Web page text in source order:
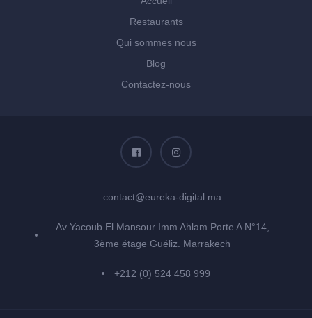
Restaurants
Qui sommes nous
Blog
Contactez-nous
contact@eureka-digital.ma
Av Yacoub El Mansour Imm Ahlam Porte A N°14,
3ème étage Guéliz. Marrakech
+212 (0) 524 458 999